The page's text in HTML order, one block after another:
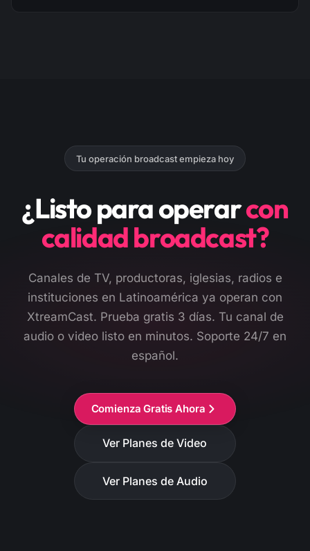
Tu operación broadcast empieza hoy
¿Listo para operarcon
calidad broadcast?
Canales de TV, productoras, iglesias, radios e
instituciones en Latinoamérica ya operan con
XtreamCast. Prueba gratis 3 días. Tu canal de
audio o video listo en minutos. Soporte 24/7 en
español.
Comienza Gratis Ahora
Ver Planes de Video
Ver Planes de Audio